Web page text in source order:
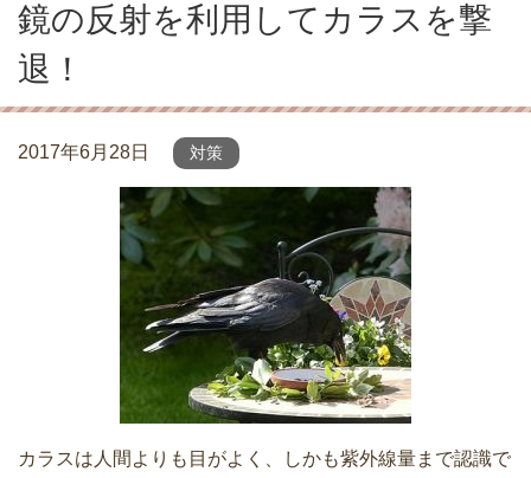
鏡の反射を利用してカラスを撃
退！
2017年6月28日 対策
カラスは人間よりも目がよく、しかも紫外線量まで認識で